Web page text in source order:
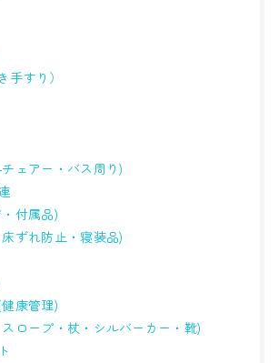
手すり）
ェアー・バス周り)
付属品)
ずれ防止・寝装品)
康管理)
ロープ・杖・シルバーカー・靴)